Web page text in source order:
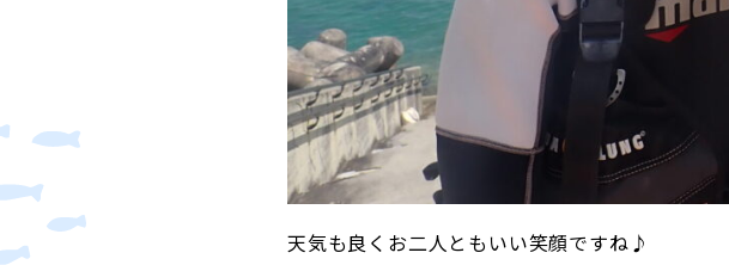
天気も良くお二人ともいい笑顔ですね♪